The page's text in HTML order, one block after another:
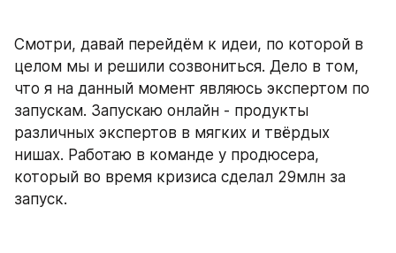
Смотри, давай перейдём к идеи, по которой в
целом мы и решили созвониться. Дело в том,
что я на данный момент являюсь экспертом по
запускам. Запускаю онлайн - продукты
различных экспертов в мягких и твёрдых
нишах. Работаю в команде у продюсера,
который во время кризиса сделал 29млн за
запуск.